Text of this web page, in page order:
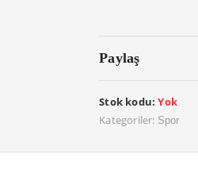
Paylaş
Stok kodu:Yok
Kategoriler: Spor